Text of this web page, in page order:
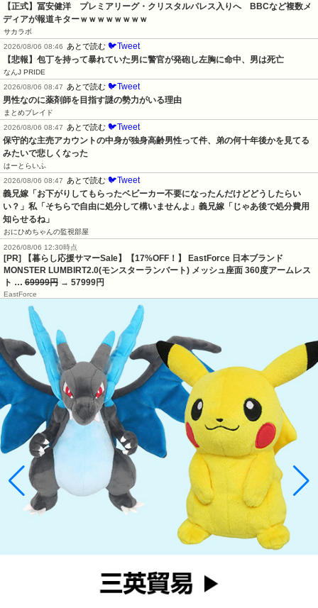
【正式】冨安健洋　プレミアリーグ・クリスタルパレス入りへ　BBCなど複数メ
ディアが報道キターｗｗｗｗｗｗｗｗ
サカラボ
2026/08/06 08:46
あとで読む 🐦Tweet
【悲報】包丁を持って暴れていた男に警官が発砲し左胸に命中、男は死亡
なんJ PRIDE
2026/08/06 08:47
あとで読む 🐦Tweet
男性なのに薬剤師を目指す謎の勢力がいる理由
まとめブレイド
2026/08/06 08:47
あとで読む 🐦Tweet
保守的な主売アカウントの中身が独身高齢男性って件、弟の何十年後かを見てる
みたいで悲しくなった
はーとらいふ
2026/08/06 08:47
あとで読む 🐦Tweet
義兄嫁「お下がりしてもらったベビーカー不要になったんだけどどうしたらい
い？」私「そちらで自由に処分して構いませんよ」義兄嫁「じゃあ後で処分費用
知らせるね」
おにひめちゃんの監視部屋
2026/08/06 12:30時点
[PR] 【暮らし応援サマーSale】【17%OFF！】 EastForce 日本ブランド
MONSTER LUMBIRT2.0(モンスターランバート) メッシュ座面 360度アームレス
ト … 69999円 → 57999円
EastForce